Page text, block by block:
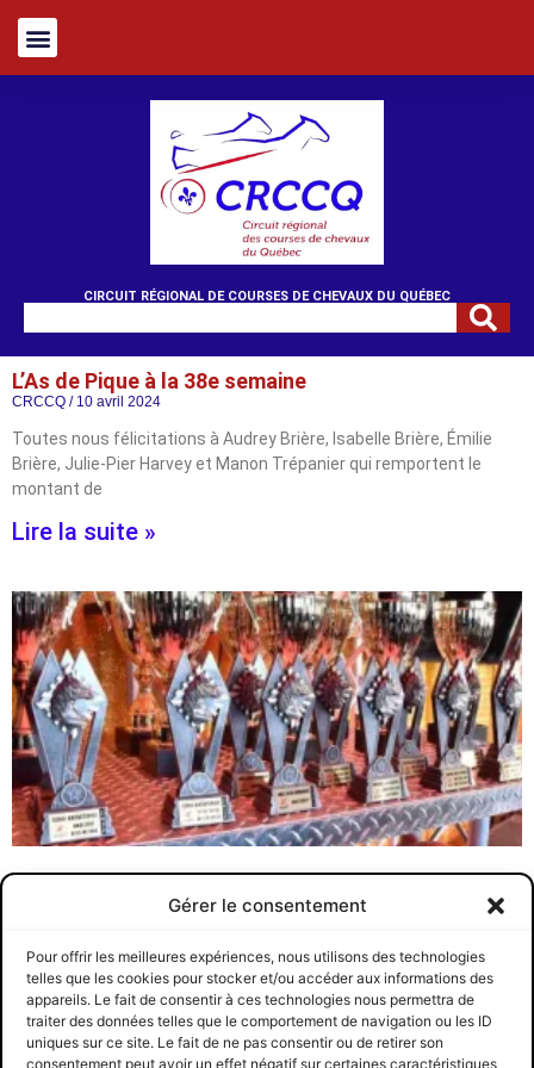
Gérer le consentement
Pour offrir les meilleures expériences, nous utilisons des technologies
telles que les cookies pour stocker et/ou accéder aux informations des
appareils. Le fait de consentir à ces technologies nous permettra de
traiter des données telles que le comportement de navigation ou les ID
uniques sur ce site. Le fait de ne pas consentir ou de retirer son
consentement peut avoir un effet négatif sur certaines caractéristiques
CIRCUIT RÉGIONAL DE COURSES DE CHEVAUX DU QUÉBEC
L’As de Pique à la 38e semaine
CRCCQ 10 avril 2024
Toutes nous félicitations à Audrey Brière, Isabelle Brière, Émilie
Brière, Julie-Pier Harvey et Manon Trépanier qui remportent le
montant de
Lire la suite »
Gala des Champions H3R
aux gagnants.es et nominés.es du dernier Gala des Champions
Lire la suite »